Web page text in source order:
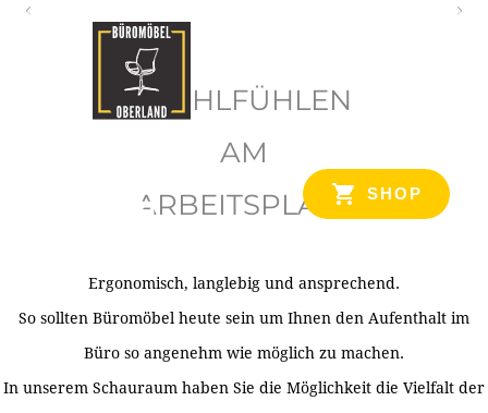
SHOP
WOHLFÜHLEN
AM
ARBEITSPLATZ
Ergonomisch, langlebig und ansprechend.
So sollten Büromöbel heute sein um Ihnen den Aufenthalt im
Büro so angenehm wie möglich zu machen.
In unserem Schauraum haben Sie die Möglichkeit die Vielfalt der